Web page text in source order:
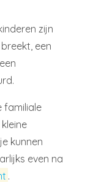
zijn
een
familiale
kunnen
even na
.